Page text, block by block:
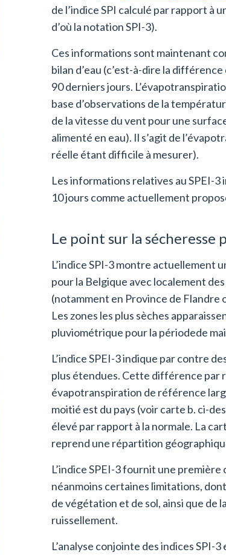
de l’indice SPI calculé par rapport à
d’où la notation SPI-3).
Ces informations sont maintenant
bilan d’eau (c’est-à-dire la
90 derniers jours.
base d’observations de la
de la vitesse du vent pour une
alimenté en eau). Il s’agit de
réelle étant difficile à mesurer).
Les informations relatives au SPEI-
10 jours comme actuellement
Le point sur la
L’indice SPI-3 montre actuellement
pour la Belgique avec localement
(notamment en Province de Flandre
Les zones les plus sèches
pluviométrique pour la périodede
L’indice SPEI-3 indique par contre
plus étendues. Cette différence par
évapotranspiration de référence
moitié est du pays (voir carte b. ci-
élevé par rapport à la normale. La
reprend une répartition
L’indice SPEI-3 fournit une
néanmoins certaines limitations,
de végétation et de sol, ainsi que de
ruissellement.
L’analyse conjointe des indices